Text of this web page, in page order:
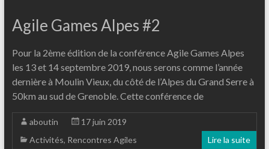
Agile Games Alpes #2
Pour la 2ème édition de la conférence Agile Games Alpes
les 13 et 14 septembre 2019, nous serons comme l’année
dernière à Moulin Vieux, du côté de l’Alpes du Grand Serre à
50km au sud de Grenoble. Cette conférence de
aboutin
17 juin 2019
Activités, Rencontres Agiles Lire la suite